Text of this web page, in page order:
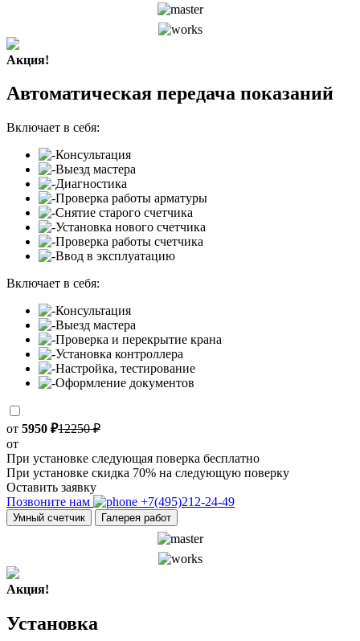
Акция!
Автоматическая передача показаний
Включает в себя:
Консультация
Выезд мастера
Диагностика
Проверка работы арматуры
Снятие старого счетчика
Установка нового счетчика
Проверка работы счетчика
Ввод в эксплуатацию
Включает в себя:
Консультация
Выезд мастера
Проверка и перекрытие крана
Установка контроллера
Настройка, тестирование
Оформление документов
от 5950 ₽12250 ₽
от
При установке следующая поверка бесплатно
При установке скидка 70% на следующую поверку
Оставить заявку
Позвоните нам
+7(495)212-24-49
Умный счетчик Галерея работ
Акция!
Установка